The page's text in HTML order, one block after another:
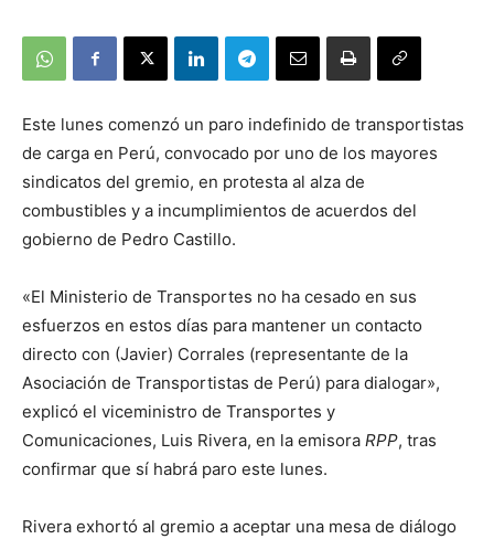
Este lunes comenzó un paro indefinido de transportistas
de carga en Perú, convocado por uno de los mayores
sindicatos del gremio, en protesta al alza de
combustibles y a incumplimientos de acuerdos del
gobierno de Pedro Castillo.
«El Ministerio de Transportes no ha cesado en sus
esfuerzos en estos días para mantener un contacto
directo con (Javier) Corrales (representante de la
Asociación de Transportistas de Perú) para dialogar»,
explicó el viceministro de Transportes y
Comunicaciones, Luis Rivera, en la emisora RPP, tras
confirmar que sí habrá paro este lunes.
Rivera exhortó al gremio a aceptar una mesa de diálogo